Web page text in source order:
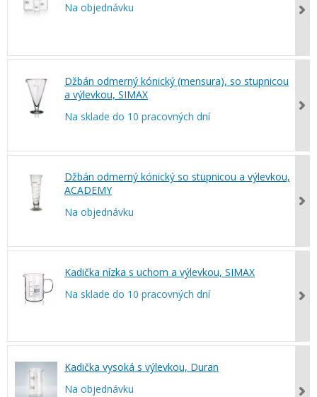
Na objednávku
Džbán odmerný kónický (mensura), so stupnicou
a výlevkou, SIMAX
Na sklade do 10 pracovných dní
Džbán odmerný kónický so stupnicou a výlevkou,
ACADEMY
Na objednávku
Kadička nízka s uchom a výlevkou, SIMAX
Na sklade do 10 pracovných dní
Kadička vysoká s výlevkou, Duran
Na objednávku